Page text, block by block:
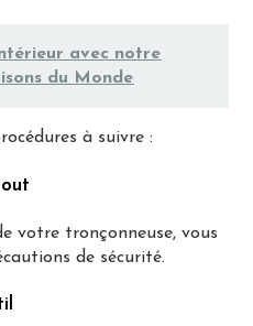
avec notre
du Monde
à suivre :
votre tronçonneuse, vous
de sécurité.